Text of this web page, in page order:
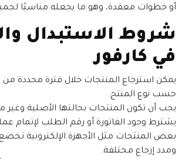
أو خطوات معقدة، وهو ما يجعله مناسبًا
شروط الاستبدال
في كارفور
يمكن استرجاع المنتجات خلال فترة محددة من
حسب نوع المنتج.
يجب أن تكون المنتجات بحالتها الأصلية
يشترط وجود الفاتورة أو رقم الطلب لإتمام
بعض المنتجات مثل الأجهزة الإلكترونية
ومدد إرجاع مختلفة.